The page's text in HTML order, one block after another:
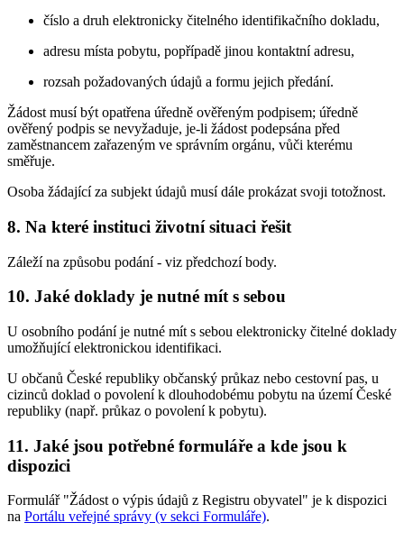
číslo a druh elektronicky čitelného identifikačního dokladu,
adresu místa pobytu, popřípadě jinou kontaktní adresu,
rozsah požadovaných údajů a formu jejich předání.
Žádost musí být opatřena úředně ověřeným podpisem; úředně
ověřený podpis se nevyžaduje, je-li žádost podepsána před
zaměstnancem zařazeným ve správním orgánu, vůči kterému
směřuje.
Osoba žádající za subjekt údajů musí dále prokázat svoji totožnost.
8. Na které instituci životní situaci řešit
Záleží na způsobu podání - viz předchozí body.
10. Jaké doklady je nutné mít s sebou
U osobního podání je nutné mít s sebou elektronicky čitelné doklady
umožňující elektronickou identifikaci.
U občanů České republiky občanský průkaz nebo cestovní pas, u
cizinců doklad o povolení k dlouhodobému pobytu na území České
republiky (např. průkaz o povolení k pobytu).
11. Jaké jsou potřebné formuláře a kde jsou k
dispozici
Formulář "Žádost o výpis údajů z Registru obyvatel" je k dispozici
na Portálu veřejné správy (v sekci Formuláře).